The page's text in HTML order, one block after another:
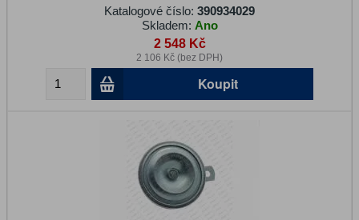
Katalogové číslo: 390934029
Skladem: Ano
2 548 Kč
2 106 Kč (bez DPH)
Koupit